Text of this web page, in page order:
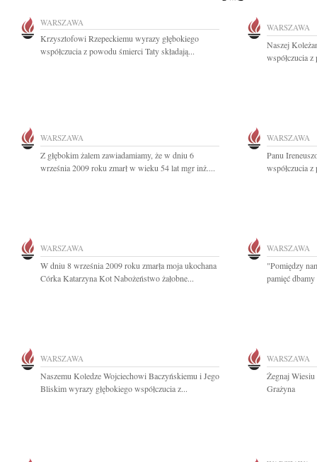
WARSZAWA
Krzysztofowi Rzepeckiemu wyrazy głębokiego
współczucia z powodu śmierci Taty składają...
WARSZAWA
Naszej
współczucia
WARSZAWA
Z głębokim żalem zawiadamiamy, że w dniu 6
września 2009 roku zmarł w wieku 54 lat mgr inż....
WARSZAWA
Panu
współczucia
WARSZAWA
W dniu 8 września 2009 roku zmarła moja ukochana
Córka Katarzyna Kot Nabożeństwo żałobne...
WARSZAWA
"Pomiędzy
pamięć
WARSZAWA
Naszemu Koledze Wojciechowi Baczyńskiemu i Jego
Bliskim wyrazy głębokiego współczucia z...
WARSZAWA
Żegnaj
Grażyna